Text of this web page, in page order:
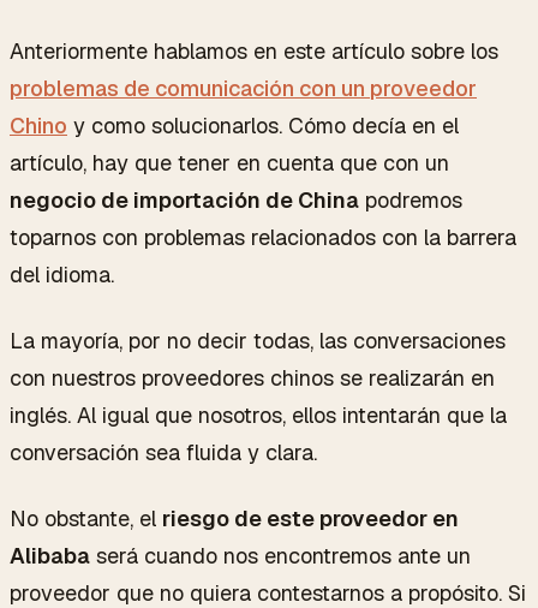
Anteriormente hablamos en este artículo sobre los
problemas de comunicación con un proveedor
Chino y como solucionarlos. Cómo decía en el
artículo, hay que tener en cuenta que con un
negocio de importación de China podremos
toparnos con problemas relacionados con la barrera
del idioma.
La mayoría, por no decir todas, las conversaciones
con nuestros proveedores chinos se realizarán en
inglés. Al igual que nosotros, ellos intentarán que la
conversación sea fluida y clara.
No obstante, el riesgo de este proveedor en
Alibaba será cuando nos encontremos ante un
proveedor que no quiera contestarnos a propósito. Si